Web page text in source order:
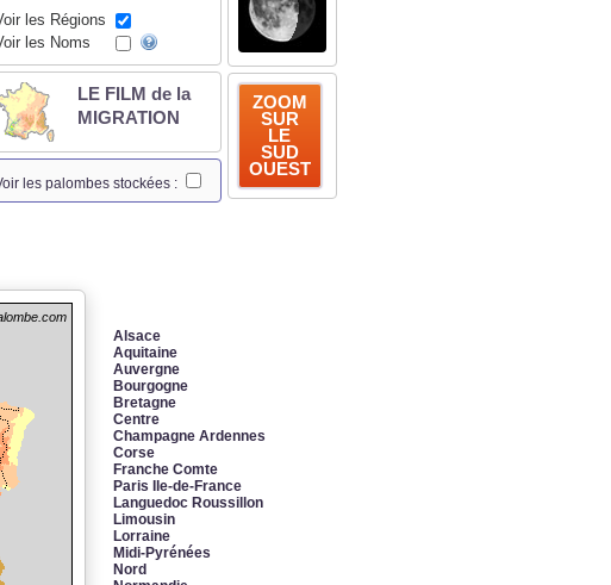
les Régions
les Noms
LE FILM de la
MIGRATION
les palombes stockées :
ZOOM
SUR
LE
SUD
OUEST
Alsace
Aquitaine
Auvergne
Bourgogne
Bretagne
Centre
Champagne Ardennes
Corse
Franche Comte
Paris Ile-de-France
Languedoc Roussillon
Limousin
Lorraine
Midi-Pyrénées
Nord